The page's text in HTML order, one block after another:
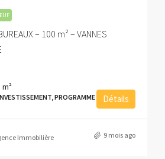
– 100 m² – VANNES
m²
PROGRAMME NEUFDétails
Immobilière 9 mois ago